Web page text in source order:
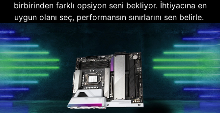
birbirinden farklı opsiyon seni bekliyor. İhtiyacına en
uygun olanı seç, performansın sınırlarını sen belirle.